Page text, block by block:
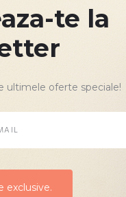
AUTO COPII
Fall Winter Brown
te la
ultimele oferte speciale!
exclusive.
exclusive.